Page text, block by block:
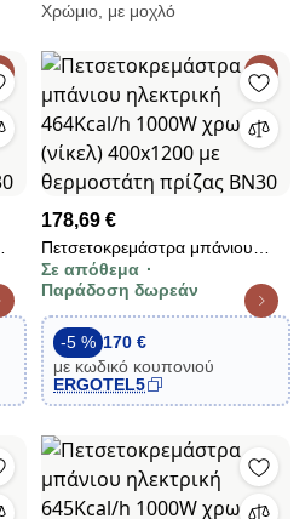
ντουζιέρας με ντους και
Χρώμιο, με μοχλό
178,69 €
Πετσετοκρεμάστρα μπάνιου
ηλεκτρική 464Kcal/h 1000W
χρωμέ (νίκελ) 400x1200 με
θερμοστάτη πρίζας BN30
Σε απόθεμα
Παράδοση δωρεάν
-5 % 170 €
με κωδικό κουπονιού
ERGOTEL5